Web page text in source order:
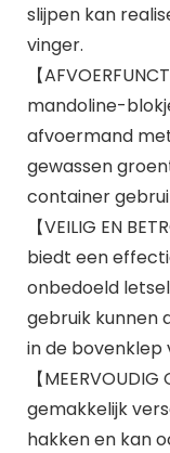
slijpen kan
vinger.
【
mandoline-
afvoermand
gewassen
container
【VEILIG EN
biedt een
onbedoeld
gebruik kunnen
in de bovenklep
【
gemakkelijk
hakken en kan